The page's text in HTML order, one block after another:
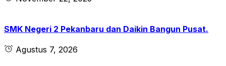
SMK Negeri 2 Pekanbaru dan Daikin Bangun Pusat.
Agustus 7, 2026